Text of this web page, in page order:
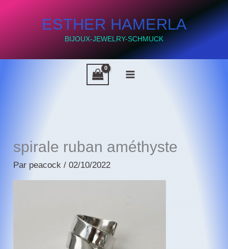
ESTHER HAMERLA
BIJOUX-JEWELRY-SCHMUCK
spirale ruban améthyste
Par peacock/02/10/2022